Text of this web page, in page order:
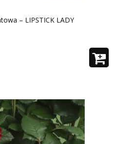
– LIPSTICK LADY